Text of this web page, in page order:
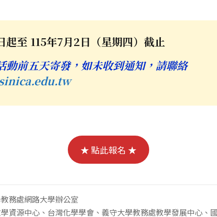
起至 115年7月2日（星期四）截止
動前五天寄發，如未收到通知，請聯絡
★ 點此報名 ★
務處網路大學辦公室
資源中心、台灣化學學會、義守大學教務處教學發展中心、